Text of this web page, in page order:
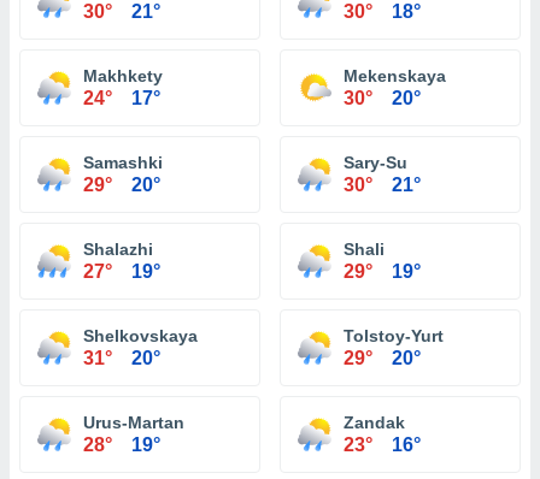
30° 21° 30° 18°
Makhkety
24° 17°
Mekenskaya
30° 20°
Samashki
29° 20°
Sary-Su
30° 21°
Shalazhi
27° 19°
Shali
29° 19°
Shelkovskaya
31° 20°
Tolstoy-Yurt
29° 20°
Urus-Martan
28° 19°
Zandak
23° 16°